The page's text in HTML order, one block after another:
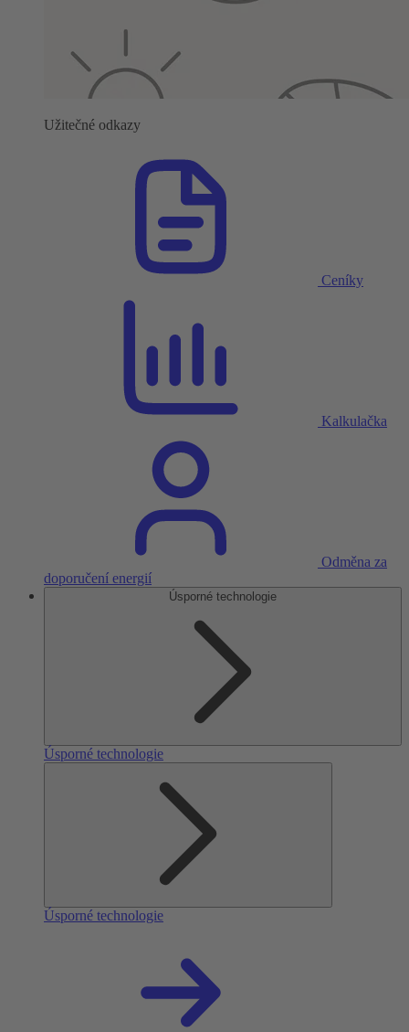
Užitečné odkazy
Ceníky
Kalkulačka
Odměna za
doporučení energií
Úsporné technologie
Úsporné technologie
Úsporné technologie